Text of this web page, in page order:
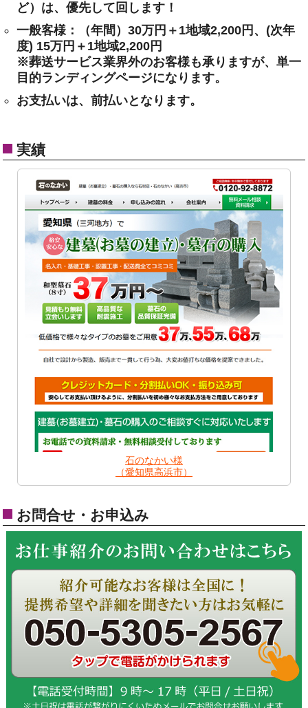
ど）は、優先して回します！
一般客様：（年間）30万円＋1地域2,200円、(次年
度) 15万円＋1地域2,200円
※葬送サービス業界外のお客様も承りますが、単一
目的ランディングページになります。
お支払いは、前払いとなります。
実績
石のなかい様
（愛知県高浜市）
お問合せ・お申込み